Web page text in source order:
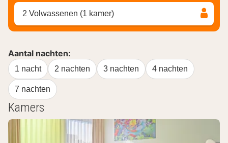
2 Volwassenen (1 kamer)
Aantal nachten:
1 nacht 2 nachten 3 nachten 4 nachten
7 nachten
Kamers